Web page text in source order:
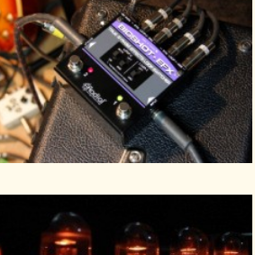
et de buffer, et
tout ça intéragit.
Plongeons
de
à la fois la
LPB1 et la
En savoir plus